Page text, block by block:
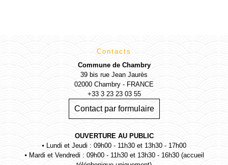
Contacts
Commune de Chambry
39 bis rue Jean Jaurès
02000 Chambry - FRANCE
+33 3 23 23 03 55
Contact par formulaire
OUVERTURE AU PUBLIC
⦁ Lundi et Jeudi : 09h00 - 11h30 et 13h30 - 17h00
⦁ Mardi et Vendredi : 09h00 - 11h30 et 13h30 - 16h30 (accueil